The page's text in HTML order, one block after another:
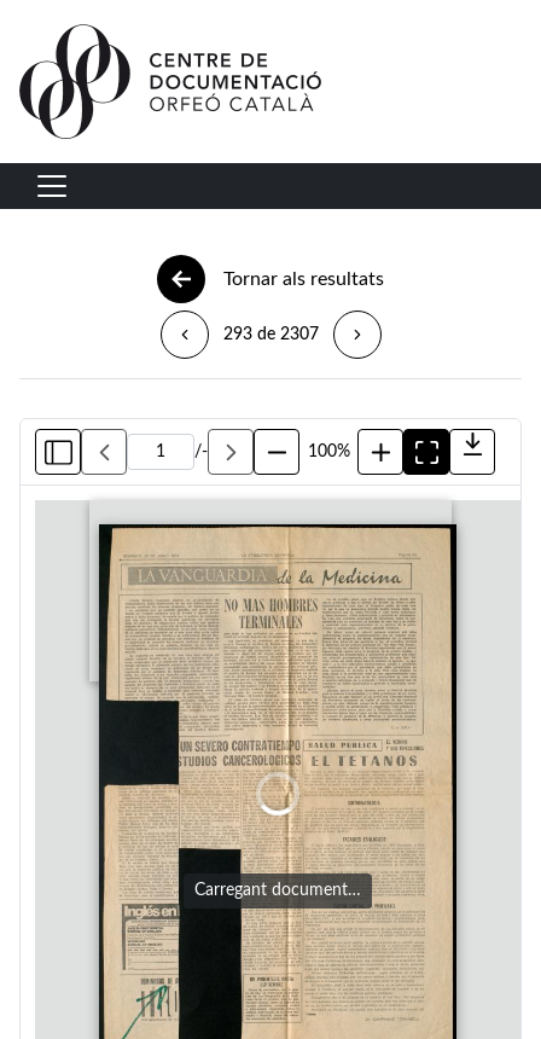
Vés al contingut
Navegació principal
Tornar als resultats
293 de 2307
/- 100%
Carregant document…